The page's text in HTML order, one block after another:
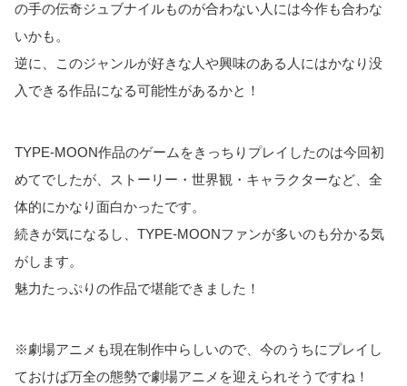
の手の伝奇ジュブナイルものが合わない人には今作も合わな
いかも。
逆に、このジャンルが好きな人や興味のある人にはかなり没
入できる作品になる可能性があるかと！
TYPE-MOON作品のゲームをきっちりプレイしたのは今回初
めてでしたが、ストーリー・世界観・キャラクターなど、全
体的にかなり面白かったです。
続きが気になるし、TYPE-MOONファンが多いのも分かる気
がします。
魅力たっぷりの作品で堪能できました！
※劇場アニメも現在制作中らしいので、今のうちにプレイし
ておけば万全の態勢で劇場アニメを迎えられそうですね！